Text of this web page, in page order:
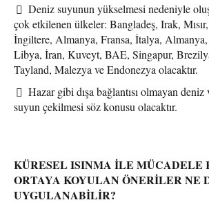
Deniz suyunun yükselmesi nedeniyle
çok etkilenen ülkeler: Bangladeş, Irak,
İngiltere, Almanya, Fransa, İtalya, Almanya,
Libya, İran, Kuveyt, BAE, Singapur,
Tayland, Malezya ve Endonezya olacaktır.
Hazar gibi dışa bağlantısı olmayan
suyun çekilmesi söz konusu olacaktır.
KÜRESEL ISINMA İLE MÜCADELE
ORTAYA KOYULAN ÖNERİLER NE
UYGULANABİLİR?